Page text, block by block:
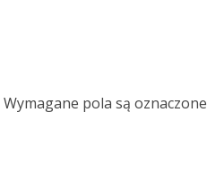
Wymagane pola są oznaczone